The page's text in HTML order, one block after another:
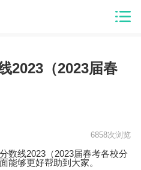
2023（2023届春
6858次浏览
数线2023（2023届春考各校分
能够更好帮助到大家。